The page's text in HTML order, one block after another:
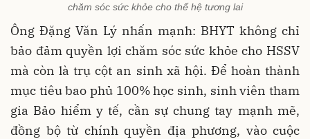
chăm sóc sức khỏe cho thế hệ tương lai
Ông Đặng Văn Lý nhấn mạnh: BHYT không chỉ
bảo đảm quyền lợi chăm sóc sức khỏe cho HSSV
mà còn là trụ cột an sinh xã hội. Để hoàn thành
mục tiêu bao phủ 100% học sinh, sinh viên tham
gia Bảo hiểm y tế, cần sự chung tay mạnh mẽ,
đồng bộ từ chính quyền địa phương, vào cuộc